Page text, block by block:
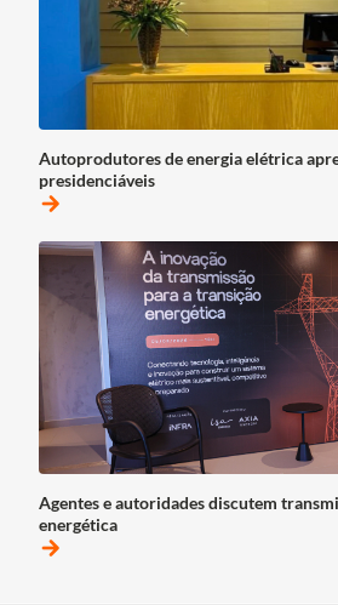
Autoprodutores de energia elétrica
presidenciáveis
arrow_forward
Agentes e autoridades discutem
energética
arrow_forward